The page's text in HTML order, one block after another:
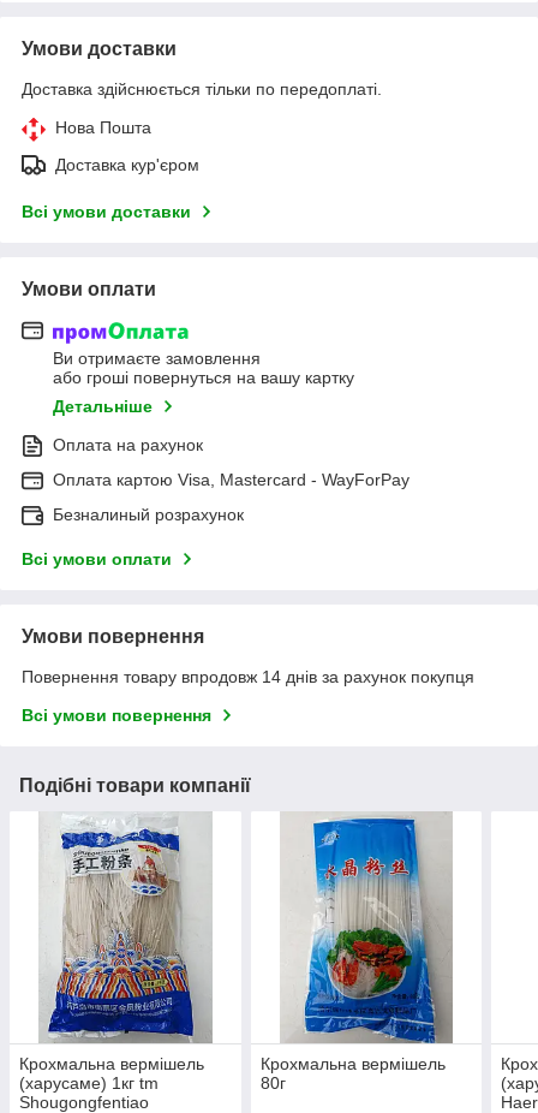
Умови доставки
Доставка здійснюється тільки по передоплаті.
Нова Пошта
Доставка кур'єром
Всі умови доставки
Умови оплати
Ви отримаєте замовлення
або гроші повернуться на вашу картку
Детальніше
Оплата на рахунок
Оплата картою Visa, Mastercard - WayForPay
Безналиный розрахунок
Всі умови оплати
Умови повернення
Повернення товару впродовж 14 днів за рахунок покупця
Всі умови повернення
Подібні товари компанії
Крохмальна вермішель
(харусаме) 1кг tm
Shougongfentiao
Крохмальна вермішель
80г
Haer